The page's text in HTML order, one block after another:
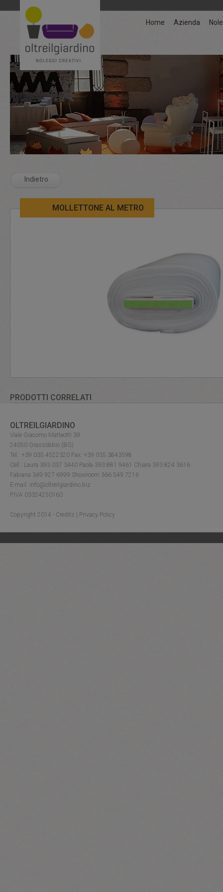
Home Azienda
Indietro
MOLLETTONE AL METRO
PRODOTTI CORRELATI
OLTREILGIARDINO
Viale Giacomo Matteotti 39
24050 Grassobbio (BG)
Tel.: +39 035.4522320 Fax: +39 035.3843598
Cell.: Laura 393 037 3440 Paola 393 881 9461 Chiara 393 824 3616
Fabiana 349 927 6999 Showroom 366 549 7216
E-mail: info@oltreilgiardino.biz
P.IVA 03324250160
Copyright 2014 - Credits Privacy Policy